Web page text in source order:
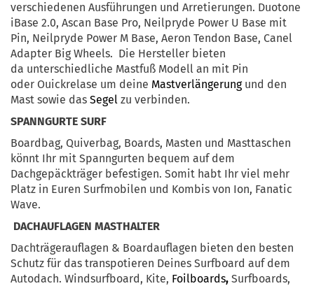
verschiedenen Ausführungen und Arretierungen. Duotone
iBase 2.0, Ascan Base Pro, Neilpryde Power U Base mit
Pin, Neilpryde Power M Base, Aeron Tendon Base, Canel
Adapter Big Wheels. Die Hersteller bieten
da unterschiedliche Mastfuß Modell an mit Pin
oder Ouickrelase um deine Mastverlängerung und den
Mast sowie das Segel zu verbinden.
SPANNGURTE SURF
Boardbag, Quiverbag, Boards, Masten und Masttaschen
könnt Ihr mit Spanngurten bequem auf dem
Dachgepäckträger befestigen. Somit habt Ihr viel mehr
Platz in Euren Surfmobilen und Kombis von Ion, Fanatic
Wave.
DACHAUFLAGEN MASTHALTER
Dachträgerauflagen & Boardauflagen bieten den besten
Schutz für das transpotieren Deines Surfboard auf dem
Autodach. Windsurfboard, Kite, Foilboards, Surfboards,